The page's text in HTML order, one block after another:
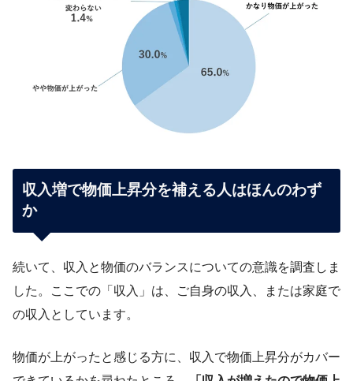
収入増で物価上昇分を補える人はほんのわず
か
続いて、収入と物価のバランスについての意識を調査しま
した。ここでの「収入」は、ご自身の収入、または家庭で
の収入としています。
物価が上がったと感じる方に、収入で物価上昇分がカバー